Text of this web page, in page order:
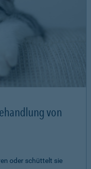
von
oder schüttelt sie